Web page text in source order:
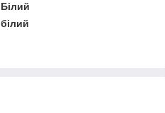
Білий
білий